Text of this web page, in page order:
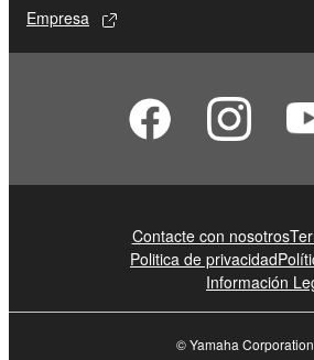
Empresa
Contacte con nosotros
Politica de privacidad
Información
© Yamaha